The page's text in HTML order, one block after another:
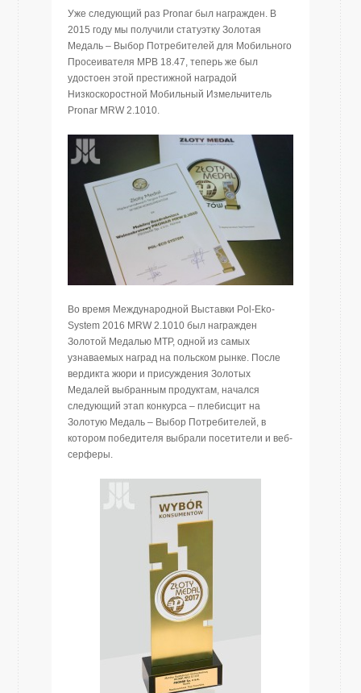
Уже следующий раз Pronar был награжден. В
2015 году мы получили статуэтку Золотая
Медаль – Выбор Потребителей для Мобильного
Просеивателя MPB 18.47, теперь же был
удостоен этой престижной наградой
Низкоскоростной Мобильный Измельчитель
Pronar MRW 2.1010.
Во время Международной Выставки Pol-Eko-
System 2016 MRW 2.1010 был награжден
Золотой Медалью MTP, одной из самых
узнаваемых наград на польском рынке. После
вердикта жюри и присуждения Золотых
Медалей выбранным продуктам, начался
следующий этап конкурса – плебисцит на
Золотую Медаль – Выбор Потребителей, в
котором победителя выбрали посетители и веб-
серферы.